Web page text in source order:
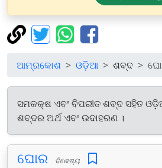
ଆମ୍ରକୋଶ ଓଡ଼ିଆ ଶବ୍ଦ
ସମକକ୍ଷ ଏବଂ ବିପରୀତ ଶବ୍ଦ ସହିତ
ଶବ୍ଦର ଅର୍ଥ ଏବଂ ଉଦାହରଣ ।
ଘୋର ବିଶେଷ୍ୟ